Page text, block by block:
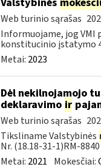
Web turinio sąrašas
Informuojame, jog VMI
konstitucinio įstatymo
Metai: 2023
Dėl nekilnojamojo
deklaravimo ir
Web turinio sąrašas
Tiksliname Valstybinės
Nr. (18.18-31-1)RM-
Metai: 2021 Mokesčiai: